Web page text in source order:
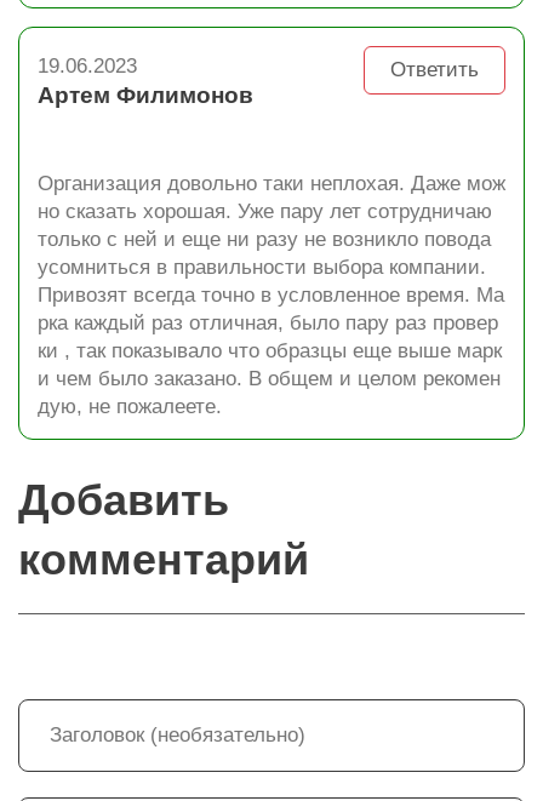
Ответить
19.06.2023
Артем Филимонов
Организация довольно таки неплохая. Даже мож
но сказать хорошая. Уже пару лет сотрудничаю
только с ней и еще ни разу не возникло повода
усомниться в правильности выбора компании.
Привозят всегда точно в условленное время. Ма
рка каждый раз отличная, было пару раз провер
ки , так показывало что образцы еще выше марк
и чем было заказано. В общем и целом рекомен
дую, не пожалеете.
Добавить
комментарий